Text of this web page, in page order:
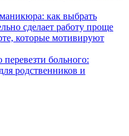
как выбрать
сделает работу проще
которые мотивируют
больного:
родственников и